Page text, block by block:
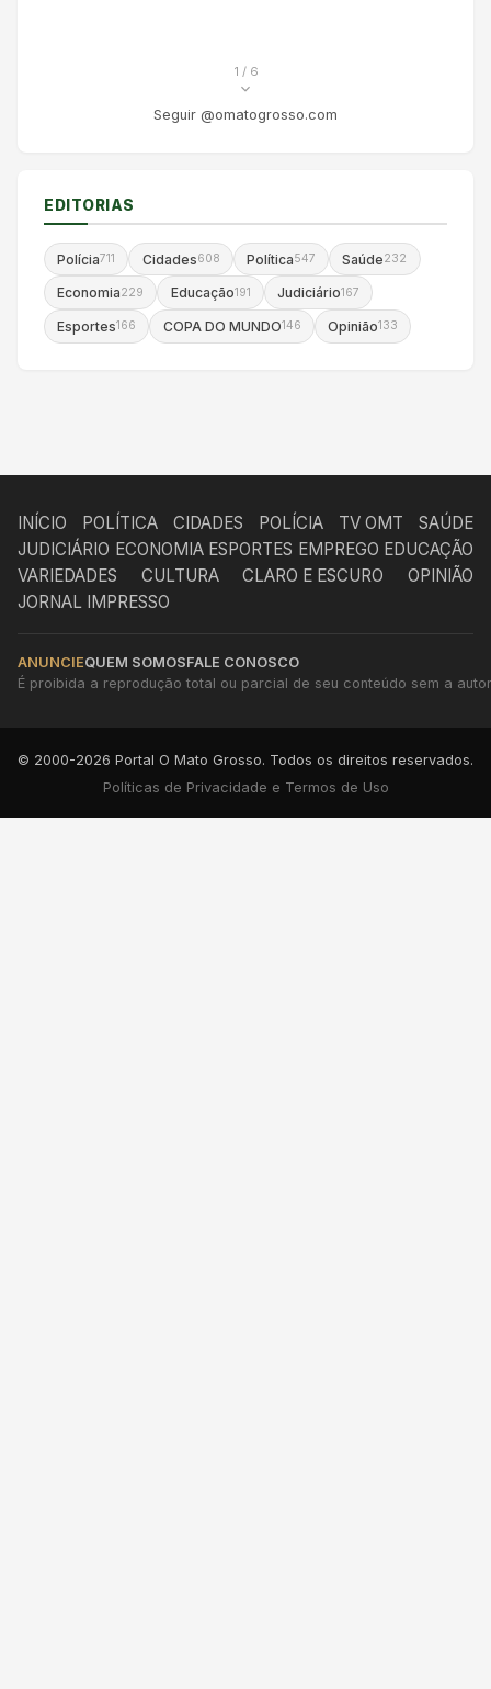
1 / 6
Seguir @omatogrosso.com
EDITORIAS
Polícia711 Cidades608 Política547 Saúde232
Economia229 Educação191 Judiciário167
Esportes166 COPA DO MUNDO146 Opinião133
INÍCIO POLÍTICA CIDADES POLÍCIA TV OMT
SAÚDE
JUDICIÁRIO ECONOMIA ESPORTES EMPREGO EDUCAÇÃO
VARIEDADES
CULTURA CLARO E ESCURO
OPINIÃO
JORNAL IMPRESSO
ANUNCIEQUEM SOMOSFALE CONOSCO
É proibida a reprodução total ou parcial de seu conteúdo sem a
© 2000-2026 Portal O Mato Grosso. Todos os direitos reservados.
Políticas de Privacidade e Termos de Uso